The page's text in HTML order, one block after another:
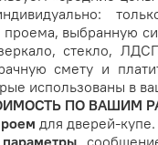
выбранную
стекло,
смету и
использованы в
ПО ВАШИМ
для дверей-купе.